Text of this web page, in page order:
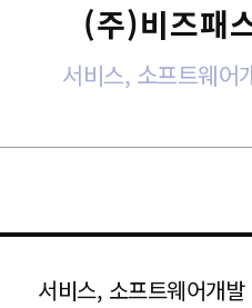
(주)비즈패
서비스, 소프트웨어
서비스, 소프트웨어개발